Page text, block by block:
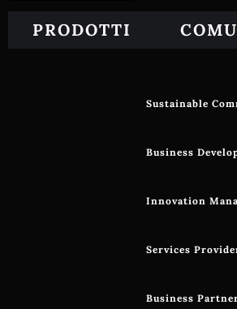
PRODOTTI
Sustainable
Business
Innovation
Services
Business